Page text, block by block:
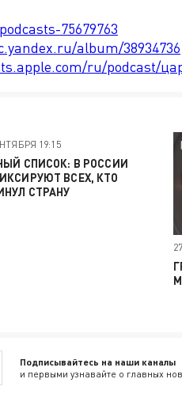
75679763
album/38934736
ru/podcast/
19:15
СПИСОК: В РОССИИ
ВСЕХ, КТО
СТРАНУ
Подписывайтесь на наши каналы
и первыми узнавайте о главных